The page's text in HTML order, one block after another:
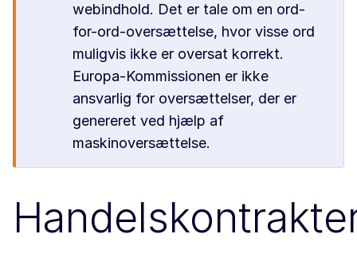
webindhold. Det er tale om en ord-
for-ord-oversættelse, hvor visse ord
muligvis ikke er oversat korrekt.
Europa-Kommissionen er ikke
ansvarlig for oversættelser, der er
genereret ved hjælp af
maskinoversættelse.